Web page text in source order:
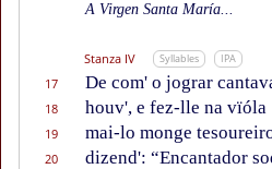
A Virgen Santa María...
Stanza IV Syllables IPA
17 De com' o jograr
18 houv', e fez-lle na vïóla
19 mai-lo monge
20 dizend': “Encantador